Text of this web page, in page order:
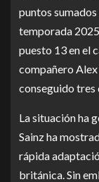
puntos
temporada
puesto 13 en el
compañero Alex
conseguido tres
La situación ha
Sainz ha
rápida
británica. Sin